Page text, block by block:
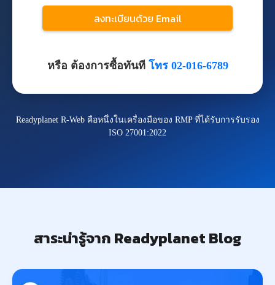
หรือ ต้องการซื้อทันที โทร 02-016-6789
Readyplanet R-Web คือหนึ่งในเครื่องมือของ RMP ที่ได้รับการรับรอง
ISO 27001:2022
สาระน่ารู้จาก Readyplanet Blog